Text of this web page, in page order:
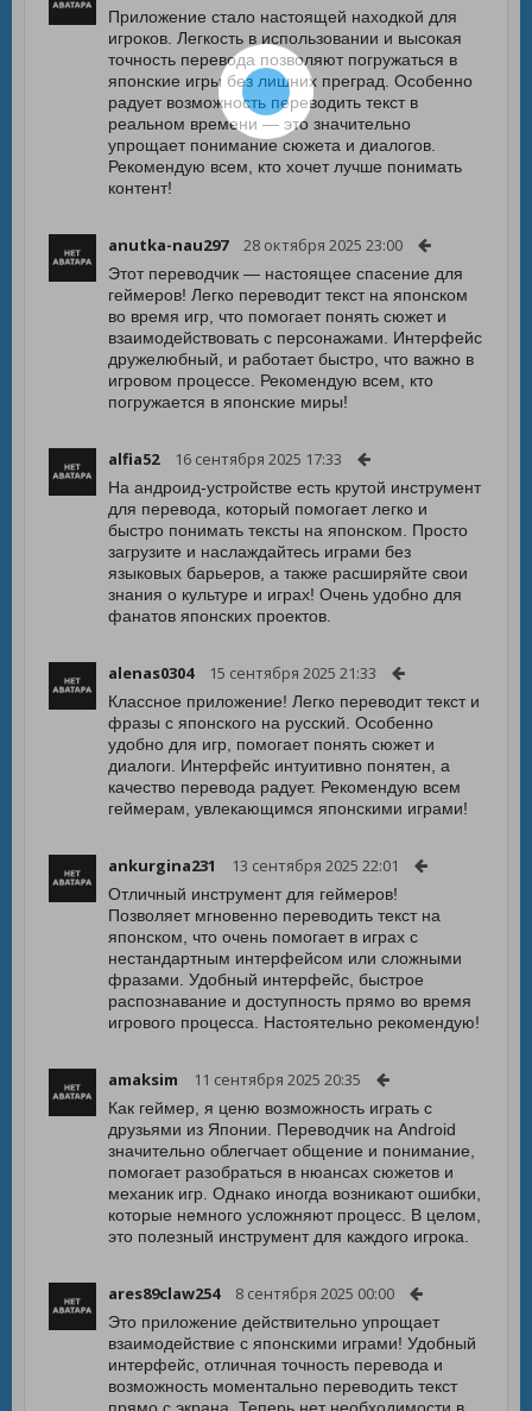
Приложение стало настоящей находкой для
игроков. Легкость в использовании и высокая
точность перевода позволяют погружаться в
японские игры без лишних преград. Особенно
радует возможность переводить текст в
реальном времени — это значительно
упрощает понимание сюжета и диалогов.
Рекомендую всем, кто хочет лучше понимать
контент!
anutka-nau297 28 октября 2025 23:00
Этот переводчик — настоящее спасение для
геймеров! Легко переводит текст на японском
во время игр, что помогает понять сюжет и
взаимодействовать с персонажами. Интерфейс
дружелюбный, и работает быстро, что важно в
игровом процессе. Рекомендую всем, кто
погружается в японские миры!
alfia52 16 сентября 2025 17:33
На андроид-устройстве есть крутой инструмент
для перевода, который помогает легко и
быстро понимать тексты на японском. Просто
загрузите и наслаждайтесь играми без
языковых барьеров, а также расширяйте свои
знания о культуре и играх! Очень удобно для
фанатов японских проектов.
alenas0304 15 сентября 2025 21:33
Классное приложение! Легко переводит текст и
фразы с японского на русский. Особенно
удобно для игр, помогает понять сюжет и
диалоги. Интерфейс интуитивно понятен, а
качество перевода радует. Рекомендую всем
геймерам, увлекающимся японскими играми!
ankurgina231 13 сентября 2025 22:01
Отличный инструмент для геймеров!
Позволяет мгновенно переводить текст на
японском, что очень помогает в играх с
нестандартным интерфейсом или сложными
фразами. Удобный интерфейс, быстрое
распознавание и доступность прямо во время
игрового процесса. Настоятельно рекомендую!
amaksim 11 сентября 2025 20:35
Как геймер, я ценю возможность играть с
друзьями из Японии. Переводчик на Android
значительно облегчает общение и понимание,
помогает разобраться в нюансах сюжетов и
механик игр. Однако иногда возникают ошибки,
которые немного усложняют процесс. В целом,
это полезный инструмент для каждого игрока.
ares89claw254 8 сентября 2025 00:00
Это приложение действительно упрощает
взаимодействие с японскими играми! Удобный
интерфейс, отличная точность перевода и
возможность моментально переводить текст